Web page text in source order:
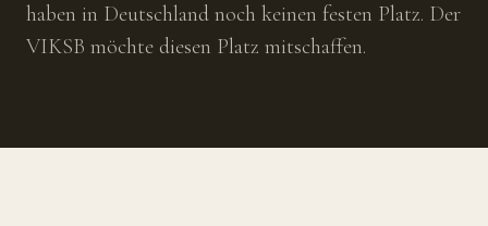
haben in Deutschland noch keinen festen Platz. Der
VIKSB möchte diesen Platz mitschaffen.